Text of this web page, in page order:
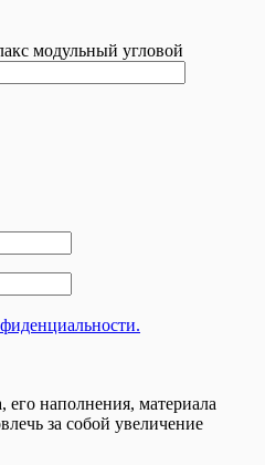
модульный угловой
наполнения, материала
за собой увеличение